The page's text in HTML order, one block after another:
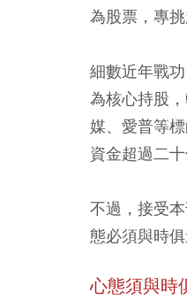
為股票，專
細數近年戰
為核心持股
媒、愛普等
資金超過二十
不過，接受
態必須與時俱
心態須與時